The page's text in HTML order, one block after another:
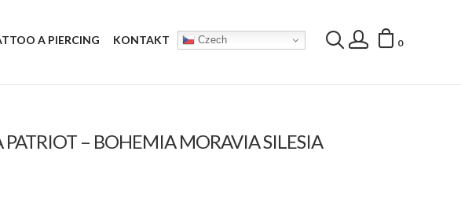
A PIERCING KONTAKT Czech 0
PATRIOT – BOHEMIA MORAVIA SILESIA